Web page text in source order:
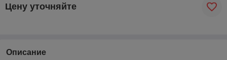
Цену уточняйте
Описание